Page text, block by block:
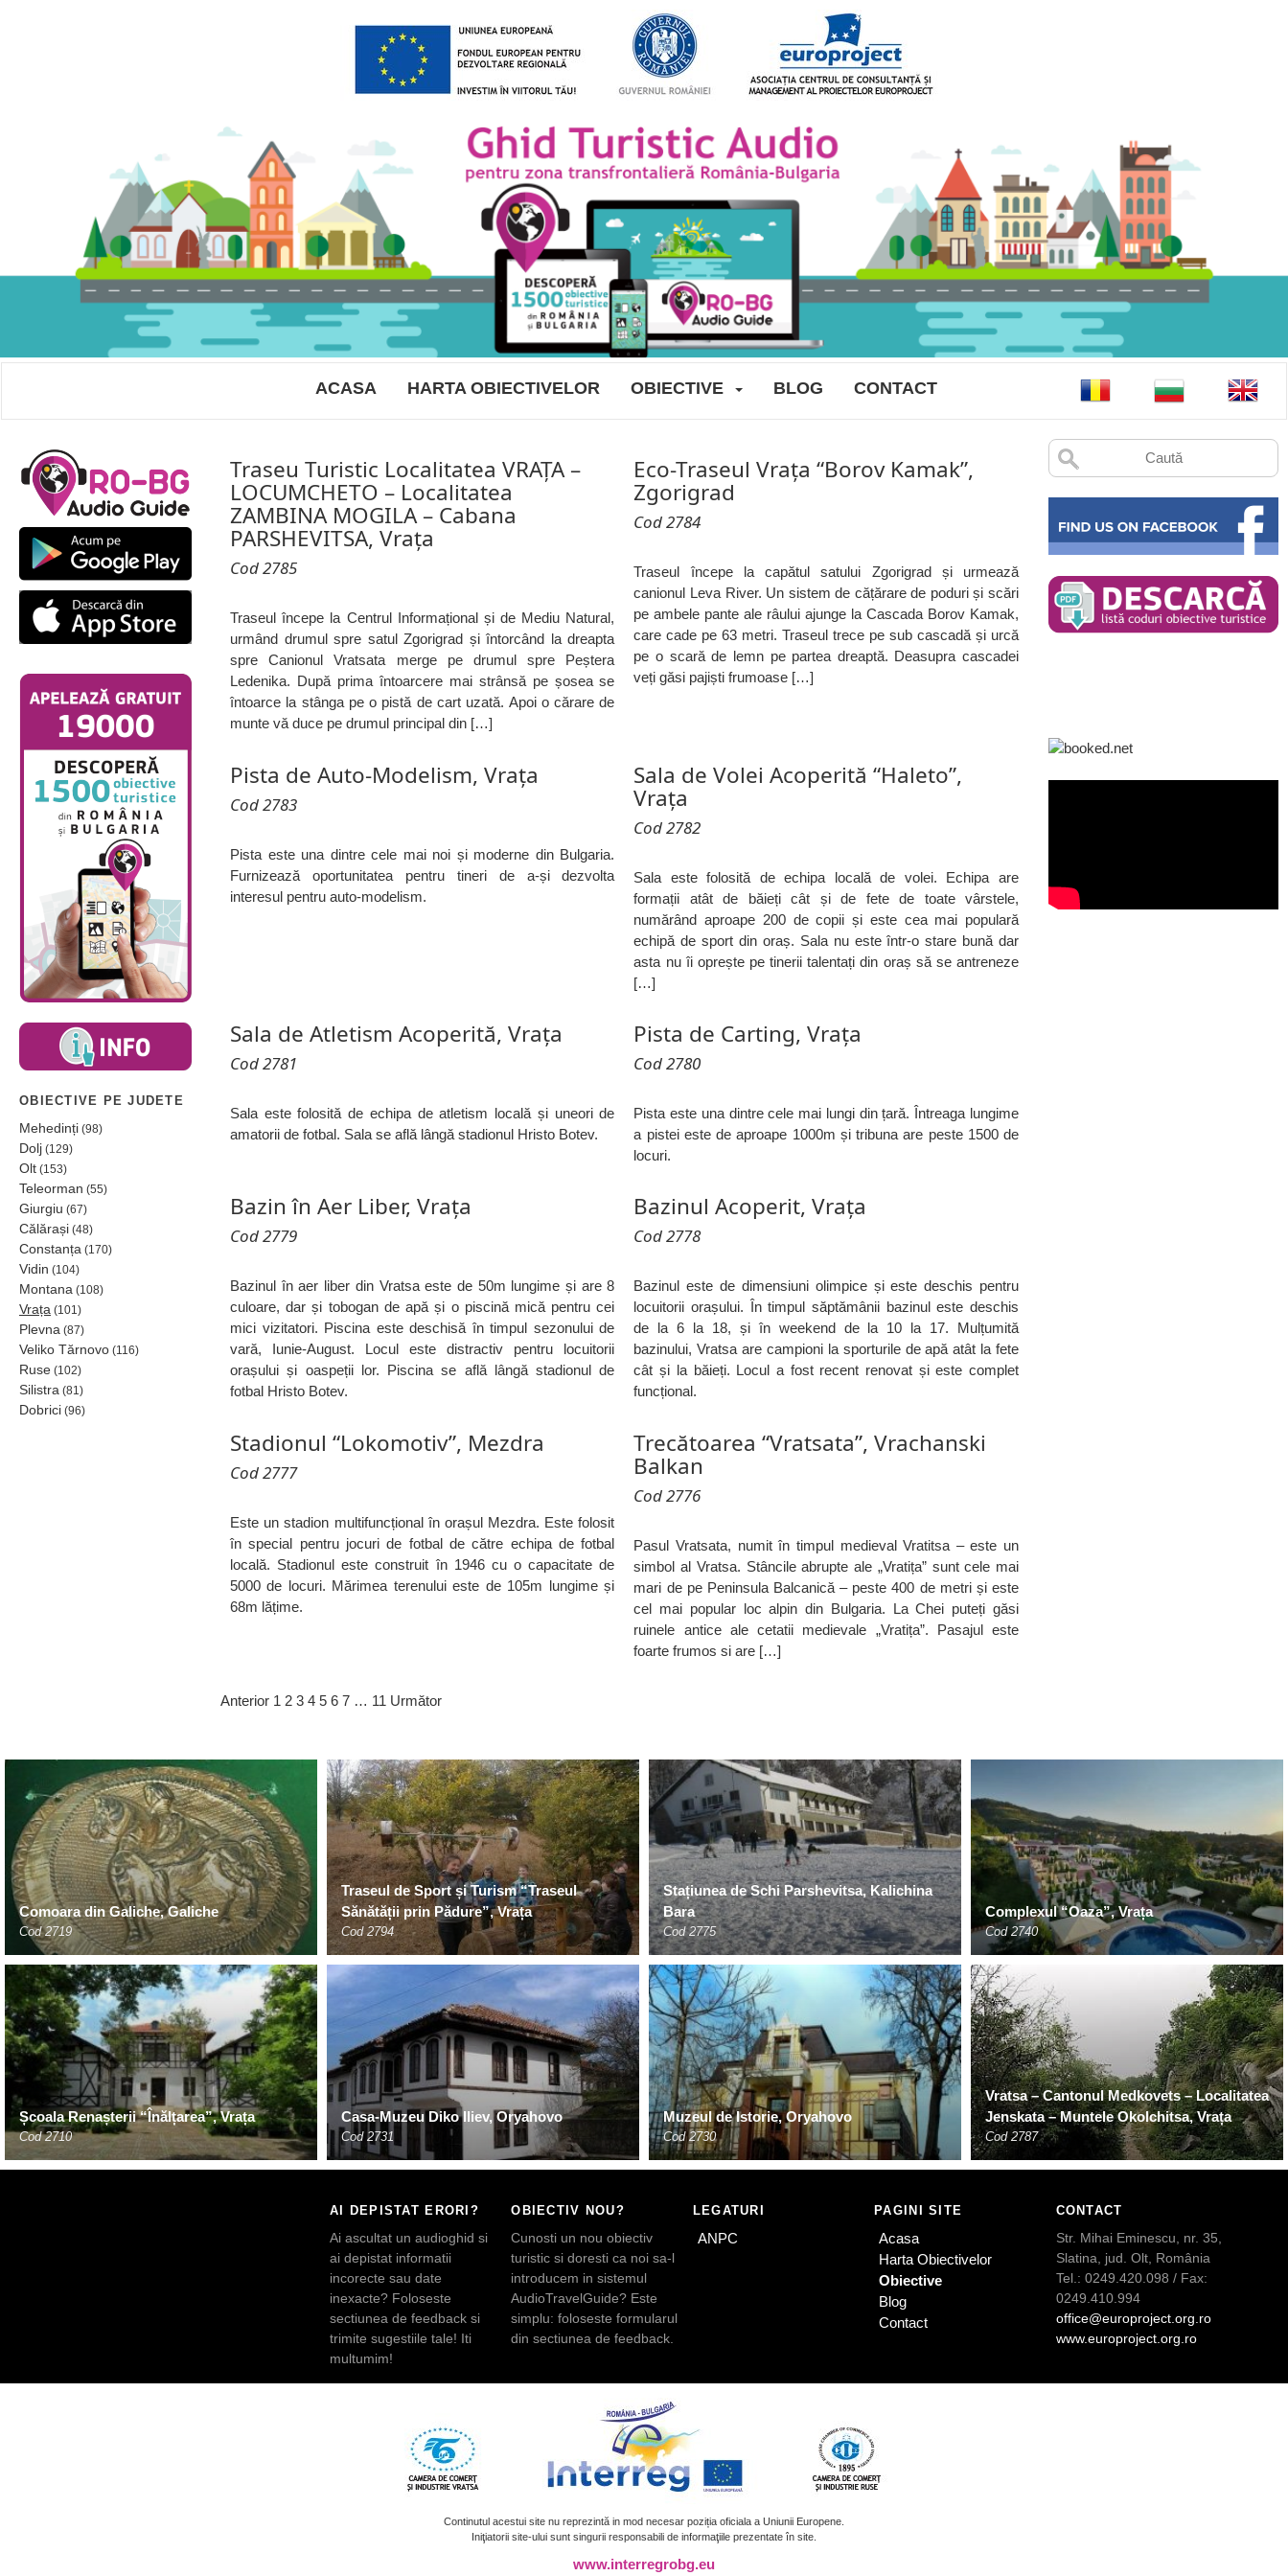
ACASA HARTA OBIECTIVELOR OBIECTIVE BLOG CONTACT
OBIECTIVE PE JUDETE
Mehedinți (98)
Dolj (129)
Olt (153)
Teleorman (55)
Giurgiu (67)
Călărași (48)
Constanța (170)
Vidin (104)
Montana (108)
Vrața (101)
Plevna (87)
Veliko Tărnovo (116)
Ruse (102)
Silistra (81)
Dobrici (96)
Traseu Turistic Localitatea VRAȚA –
LOCUMCHETO – Localitatea
ZAMBINA MOGILA – Cabana
PARSHEVITSA, Vrața
Cod 2785
Traseul începe la Centrul Informațional și de Mediu Natural,
urmând drumul spre satul Zgorigrad și întorcând la dreapta
spre Canionul Vratsata merge pe drumul spre Peștera
Ledenika. După prima întoarcere mai strânsă pe șosea se
întoarce la stânga pe o pistă de cart uzată. Apoi o cărare de
munte vă duce pe drumul principal din […]
Eco-Traseul Vrața “Borov Kamak”,
Zgorigrad
Cod 2784
Traseul începe la capătul satului Zgorigrad și urmează
canionul Leva River. Un sistem de cățărare de poduri și scări
pe ambele pante ale râului ajunge la Cascada Borov Kamak,
care cade pe 63 metri. Traseul trece pe sub cascadă și urcă
pe o scară de lemn pe partea dreaptă. Deasupra cascadei
veți găsi pajiști frumoase […]
Pista de Auto-Modelism, Vrața
Cod 2783
Pista este una dintre cele mai noi și moderne din Bulgaria.
Furnizează oportunitatea pentru tineri de a-și dezvolta
interesul pentru auto-modelism.
Sala de Volei Acoperită “Haleto”,
Vrața
Cod 2782
Sala este folosită de echipa locală de volei. Echipa are
formații atât de băieți cât și de fete de toate vârstele,
numărând aproape 200 de copii și este cea mai populară
echipă de sport din oraș. Sala nu este într-o stare bună dar
asta nu îi oprește pe tinerii talentați din oraș să se antreneze
[…]
Sala de Atletism Acoperită, Vrața
Cod 2781
Sala este folosită de echipa de atletism locală și uneori de
amatorii de fotbal. Sala se află lângă stadionul Hristo Botev.
Pista de Carting, Vrața
Cod 2780
Pista este una dintre cele mai lungi din țară. Întreaga lungime
a pistei este de aproape 1000m și tribuna are peste 1500 de
locuri.
Bazin în Aer Liber, Vrața
Cod 2779
Bazinul în aer liber din Vratsa este de 50m lungime și are 8
culoare, dar și tobogan de apă și o piscină mică pentru cei
mici vizitatori. Piscina este deschisă în timpul sezonului de
vară, Iunie-August. Locul este distractiv pentru locuitorii
orașului și oaspeții lor. Piscina se află lângă stadionul de
fotbal Hristo Botev.
Bazinul Acoperit, Vrața
Cod 2778
Bazinul este de dimensiuni olimpice și este deschis pentru
locuitorii orașului. În timpul săptămânii bazinul este deschis
de la 6 la 18, și în weekend de la 10 la 17. Mulțumită
bazinului, Vratsa are campioni la sporturile de apă atât la fete
cât și la băieți. Locul a fost recent renovat și este complet
funcțional.
Stadionul “Lokomotiv”, Mezdra
Cod 2777
Este un stadion multifuncțional în orașul Mezdra. Este folosit
în special pentru jocuri de fotbal de către echipa de fotbal
locală. Stadionul este construit în 1946 cu o capacitate de
5000 de locuri. Mărimea terenului este de 105m lungime și
68m lățime.
Trecătoarea “Vratsata”, Vrachanski
Balkan
Cod 2776
Pasul Vratsata, numit în timpul medieval Vratitsa – este un
simbol al Vratsa. Stâncile abrupte ale „Vratița” sunt cele mai
mari de pe Peninsula Balcanică – peste 400 de metri și este
cel mai popular loc alpin din Bulgaria. La Chei puteți găsi
ruinele antice ale cetatii medievale „Vratița”. Pasajul este
foarte frumos si are […]
Anterior 1 2 3 4 5 6 7 … 11 Următor
Comoara din Galiche, Galiche
Cod 2719
Traseul de Sport și Turism “Traseul
Sănătății prin Pădure”, Vrața
Cod 2794
Stațiunea de Schi Parshevitsa, Kalichina
Bara
Cod 2775
Complexul “Oaza”, Vrața
Cod 2740
Școala Renașterii “Înălțarea”, Vrața
Cod 2710
Casa-Muzeu Diko Iliev, Oryahovo
Cod 2731
Muzeul de Istorie, Oryahovo
Cod 2730
Vratsa – Cantonul Medkovets – Localitatea
Jenskata – Muntele Okolchitsa, Vrața
Cod 2787
AI DEPISTAT ERORI?
Ai ascultat un audioghid si
ai depistat informatii
incorecte sau date
inexacte? Foloseste
sectiunea de feedback si
trimite sugestiile tale! Iti
multumim!
OBIECTIV NOU?
Cunosti un nou obiectiv
turistic si doresti ca noi sa-l
introducem in sistemul
AudioTravelGuide? Este
simplu: foloseste formularul
din sectiunea de feedback.
LEGATURI
ANPC
PAGINI SITE
Acasa
Harta Obiectivelor
Obiective
Blog
Contact
CONTACT
Str. Mihai Eminescu, nr. 35,
Slatina, jud. Olt, România
Tel.: 0249.420.098 / Fax:
0249.410.994
office@europroject.org.ro
www.europroject.org.ro
Continutul acestui site nu reprezintă in mod necesar poziția oficiala a Uniunii Europene.
Iniţiatorii site-ului sunt singurii responsabili de informaţiile prezentate în site.
www.interregrobg.eu